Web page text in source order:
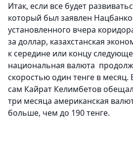
Итак, если все будет
который был заявлен
установленного вчера
за доллар, казахстанская
к середине или концу
национальная валюта
скоростью один тенге в месяц.
сам Кайрат Келимбетов
три месяца американская
больше, чем до 190 тенге.